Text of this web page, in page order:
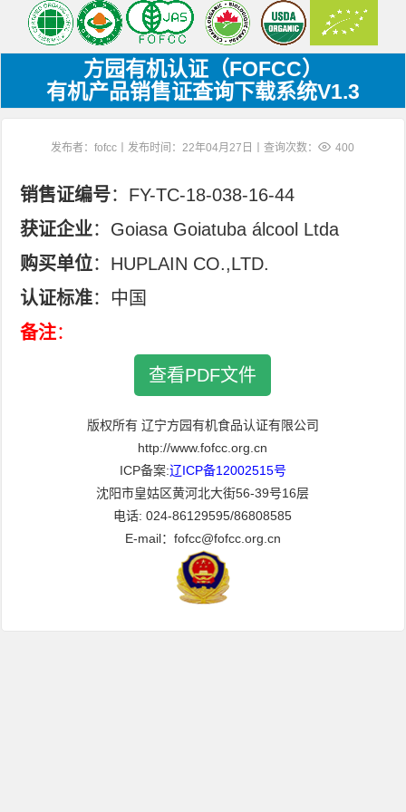
方园有机认证（FOFCC）
有机产品销售证查询下载系统V1.3
发布者：fofcc丨发布时间：22年04月27日丨查询次数： 400
销售证编号：FY-TC-18-038-16-44
获证企业：Goiasa Goiatuba álcool Ltda
购买单位：HUPLAIN CO.,LTD.
认证标准：中国
备注：
查看PDF文件
版权所有 辽宁方园有机食品认证有限公司
http://www.fofcc.org.cn
ICP备案:辽ICP备12002515号
沈阳市皇姑区黄河北大街56-39号16层
电话: 024-86129595/86808585
E-mail：fofcc@fofcc.org.cn